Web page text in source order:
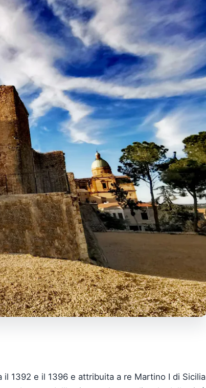
1392 e il 1396 e attribuita a re Martino I di Sicilia